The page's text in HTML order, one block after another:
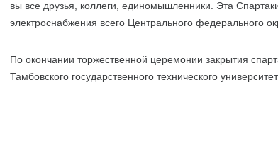
вы все друзья, коллеги, единомышленники. Эта
электроснабжения всего Центрального федерального
По окончании торжественной церемонии закрытия
Тамбовского государственного технического